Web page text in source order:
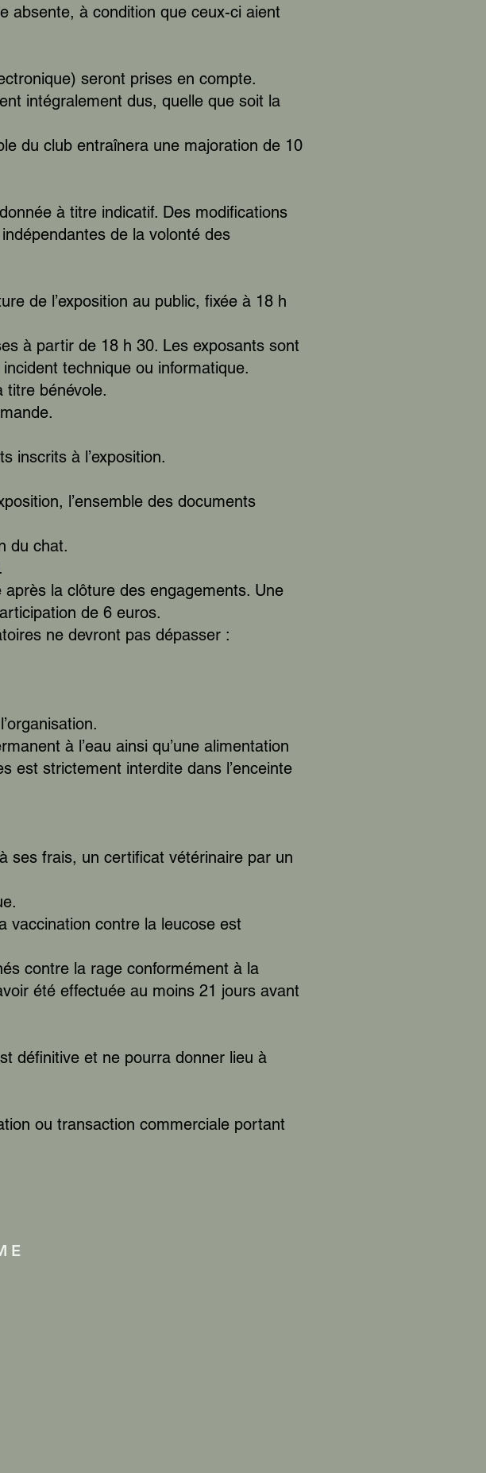
absente, à condition que ceux-ci aient
seront prises en compte.
intégralement dus, quelle que soit la
du club entraînera une majoration de 10
à titre indicatif. Des modifications
de la volonté des
de l’exposition au public, fixée à 18 h
à partir de 18 h 30. Les exposants sont
technique ou informatique.
titre bénévole.
inscrits à l’exposition.
l’ensemble des documents
du chat.
la clôture des engagements. Une
de 6 euros.
ne devront pas dépasser :
à l’eau ainsi qu’une alimentation
est strictement interdite dans l’enceinte
ses frais, un certificat vétérinaire par un
vaccination contre la leucose est
contre la rage conformément à la
été effectuée au moins 21 jours avant
définitive et ne pourra donner lieu à
ou transaction commerciale portant